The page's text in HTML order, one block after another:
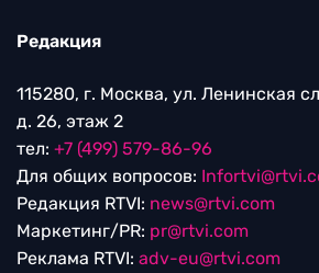
Редакция
115280, г. Москва, ул. Ленинская
д. 26, этаж 2
тел: +7 (499) 579-86-96
Для общих вопросов:
Редакция RTVI: news@rtvi.com
Маркетинг/PR: pr@rtvi.com
Реклама RTVI: adv-eu@rtvi.com